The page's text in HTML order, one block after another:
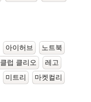
아이허브
노트북
클럽 클리오
레고
미트리
마켓컬리